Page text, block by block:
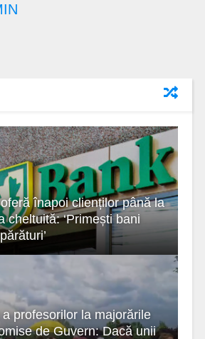
înapoi clienților până la
cheltuită: ‘Primești bani
profesorilor la majorările
de Guvern: Dacă unii